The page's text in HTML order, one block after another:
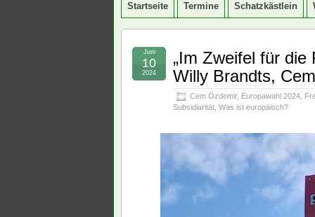
Startseite Termine Schatzkästlein
„Im Zweifel für die
Willy Brandts,
Cem Özdemir, Europawahl 2024
Subsidiarität Was ist europäisch?
Juni
10
2024